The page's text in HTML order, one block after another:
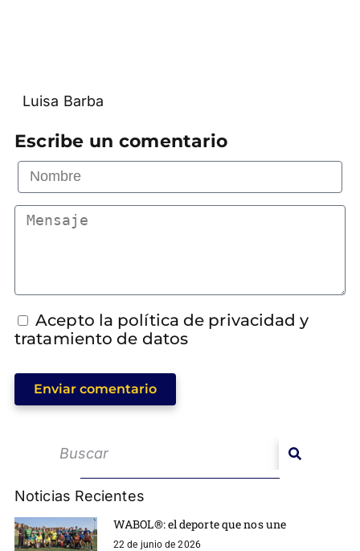
Luisa Barba
Escribe un comentario
Acepto la política de privacidad y
tratamiento de datos
Enviar comentario
Noticias Recientes
WABOL®: el deporte que nos une
22 de junio de 2026